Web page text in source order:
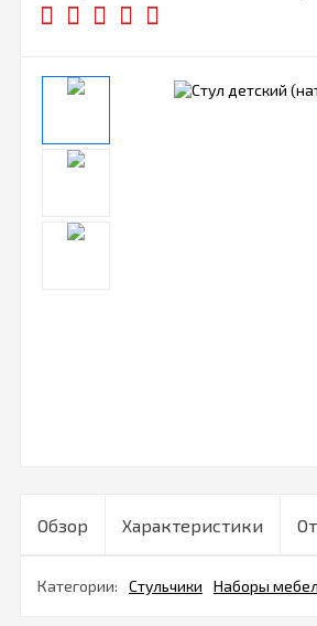
Обзор Характеристики
Категории: Стульчики Наборы